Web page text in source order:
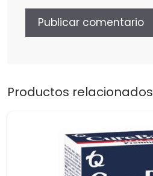
Productos relacionados